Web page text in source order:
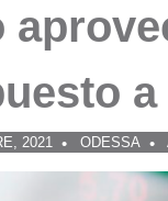
2021 ODESSA